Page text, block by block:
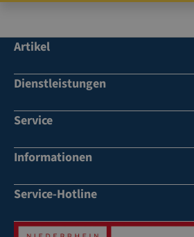
n
Großr
ollen
geeign
e,
bige
ät
Artikel
Dienstleistungen
Service
Informationen
Service-Hotline